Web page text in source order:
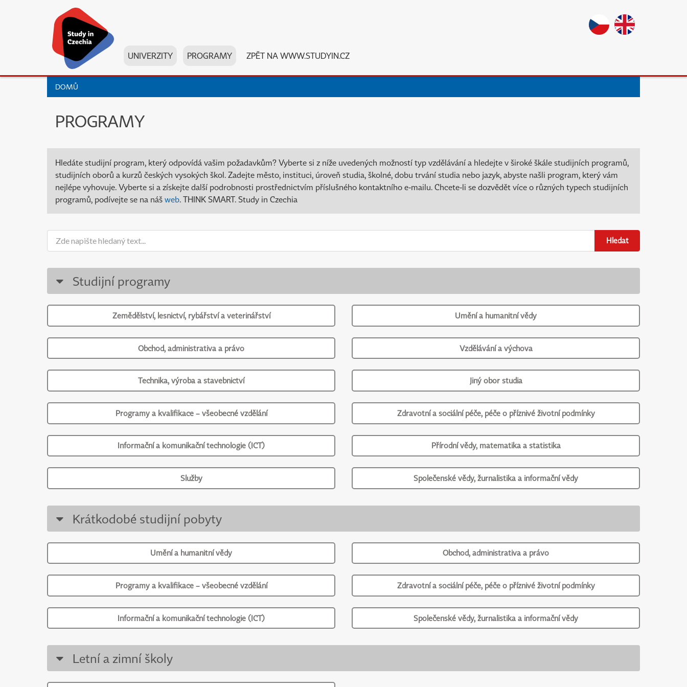
UNIVERZITY PROGRAMY ZPĚT NA WWW.STUDYIN.CZ
DOMŮ
PROGRAMY
Hledáte studijní program, který odpovídá vašim požadavkům? Vyberte si z níže uvedených možností typ vzdělávání a hledejte v široké škále studijních programů,
studijních oborů a kurzů českých vysokých škol. Zadejte město, instituci, úroveň studia, školné, dobu trvání studia nebo jazyk, abyste našli program, který vám
nejlépe vyhovuje. Vyberte si a získejte další podrobnosti prostřednictvím příslušného kontaktního e-mailu. Chcete-li se dozvědět více o různých typech studijních
programů, podívejte se na náš web. THINK SMART. Study in Czechia
Hledat
Studijní programy
Zemědělství, lesnictví, rybářství a veterinářství Umění a humanitní vědy
Obchod, administrativa a právo Vzdělávání a výchova
Technika, výroba a stavebnictví Jiný obor studia
Programy a kvalifikace – všeobecné vzdělání Zdravotní a sociální péče, péče o příznivé životní podmínky
Informační a komunikační technologie (ICT) Přírodní vědy, matematika a statistika
Služby Společenské vědy, žurnalistika a informační vědy
Krátkodobé studijní pobyty
Umění a humanitní vědy Obchod, administrativa a právo
Programy a kvalifikace – všeobecné vzdělání Zdravotní a sociální péče, péče o příznivé životní podmínky
Informační a komunikační technologie (ICT) Společenské vědy, žurnalistika a informační vědy
Letní a zimní školy